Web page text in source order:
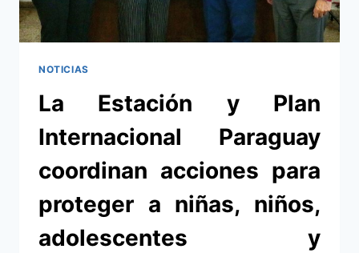
SUBSUELO
NOTICIAS
La Estación y Plan
Internacional Paraguay
coordinan acciones para
proteger a niñas, niños,
adolescentes y